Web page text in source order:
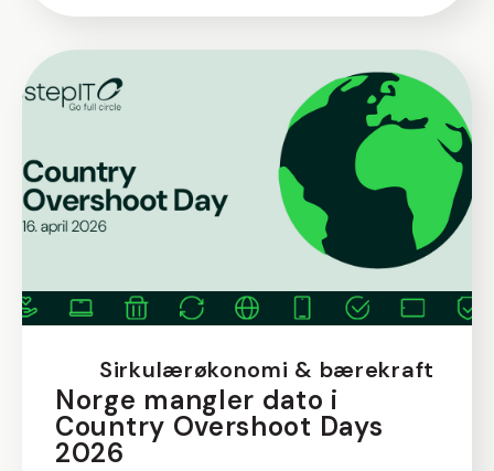
Sirkulærøkonomi & bærekraft
Norge mangler dato i
Country Overshoot Days
2026